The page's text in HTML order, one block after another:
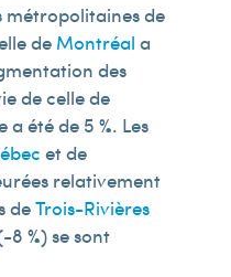
métropolitaines de
de Montréal a
des
de celle de
a été de 5 %. Les
et de
relativement
deTrois-Rivières
8 %) se sont